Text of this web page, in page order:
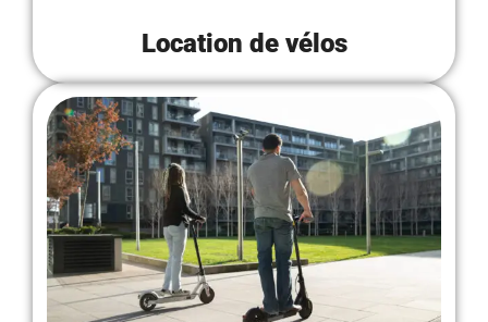
Location de vélos